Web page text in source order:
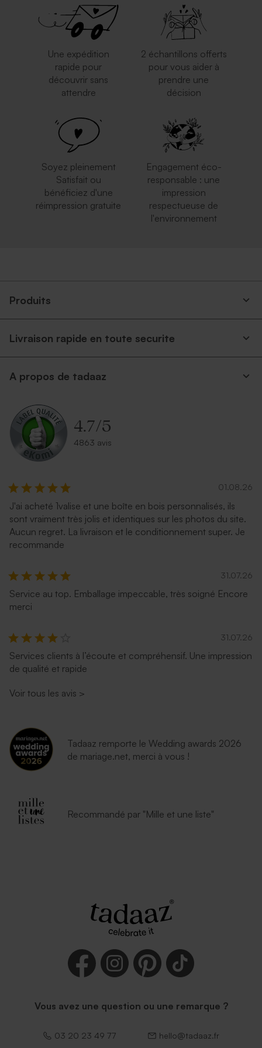
Enveloppe brune Enveloppe fuchsia tendance
kraft
petit
Enveloppe fête émeraude
Enveloppe fête rose nude
Élegante enveloppe noire
Enveloppe vert menthe
rectangulaire (14 x 12,5 cm)
Une expédition
rapide pour
découvrir sans
attendre
2 échantillons offerts
pour vous aider à
prendre une
décision
Soyez pleinement
Satisfait ou
bénéficiez d'une
réimpression gratuite
Engagement éco-
responsable : une
impression
respectueuse de
l'environnement
Produits
Livraison rapide en toute securite
A propos de tadaaz
4.7/5
4863 avis
01.08.26
J'ai acheté 1valise et une boîte en bois personnalisés, ils
sont vraiment très jolis et identiques sur les photos du site.
Aucun regret. La livraison et le conditionnement super. Je
recommande
31.07.26
Service au top. Emballage impeccable, très soigné Encore
merci
31.07.26
Services clients à l’écoute et compréhensif. Une impression
de qualité et rapide
Voir tous les avis >
Tadaaz remporte le Wedding awards 2026
de mariage.net, merci à vous !
Recommandé par "Mille et une liste"
Vous avez une question ou une remarque ?
03 20 23 49 77 hello@tadaaz.fr